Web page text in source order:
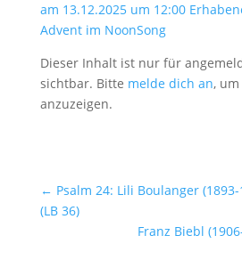
am 13.12.2025 um 12:00
Advent im NoonSong
Dieser Inhalt ist nur für
sichtbar. Bitte melde dich an,
anzuzeigen.
← Psalm 24: Lili Boulanger
(LB 36)
Franz Biebl